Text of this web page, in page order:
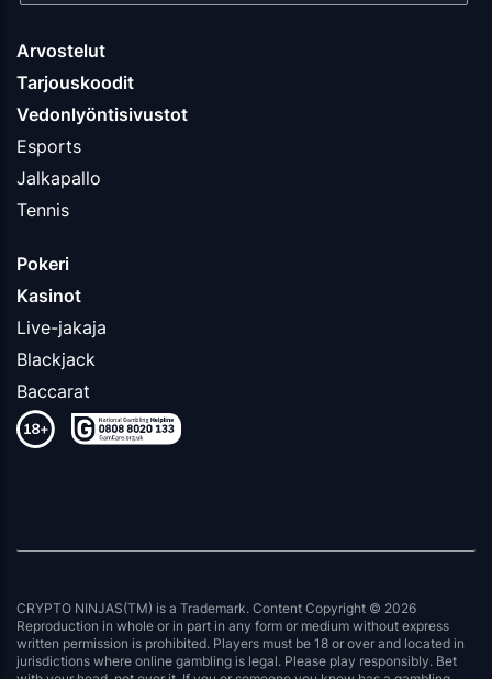
Arvostelut
Tarjouskoodit
Vedonlyöntisivustot
Esports
Jalkapallo
Tennis
Pokeri
Kasinot
Live-jakaja
Blackjack
Baccarat
CRYPTO NINJAS(TM) is a Trademark. Content Copyright © 2026
Reproduction in whole or in part in any form or medium without express
written permission is prohibited. Players must be 18 or over and located in
jurisdictions where online gambling is legal. Please play responsibly. Bet